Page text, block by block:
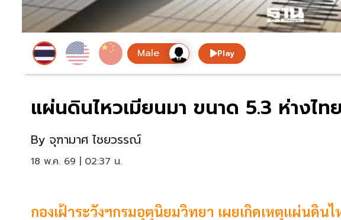
Play
แผ่นดินไหวเมียนมา ขนาด 5.3 ห่างไ
By จุฑามาศ ไชยวรรณ์
18 พ.ค. 69 | 02:37 น.
กองเฝ้าระวังฯกรมอุตุนิยมวิทยา เผยเกิดเหตุแผ่นดิน